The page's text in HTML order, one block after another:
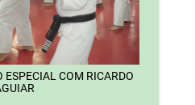
COM RICARDO